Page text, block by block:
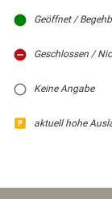
Geöffnet /
Geschlossen /
Keine Angabe
aktuell hohe